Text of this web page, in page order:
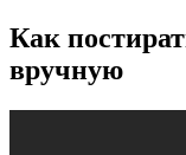
Как
вручную